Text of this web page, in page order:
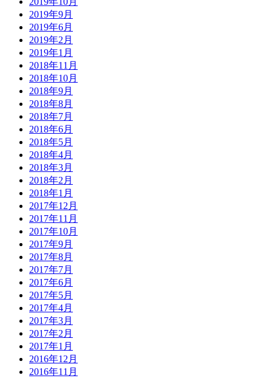
2019年9月
2019年6月
2019年2月
2019年1月
2018年11月
2018年10月
2018年9月
2018年8月
2018年7月
2018年6月
2018年5月
2018年4月
2018年3月
2018年2月
2018年1月
2017年12月
2017年11月
2017年10月
2017年9月
2017年8月
2017年7月
2017年6月
2017年5月
2017年4月
2017年3月
2017年2月
2017年1月
2016年12月
2016年11月